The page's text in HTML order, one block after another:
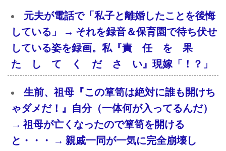
元夫が電話で「私子と離婚したことを後悔
している」 → それを録音＆保育園で待ち伏せ
している姿を録画。私『責 任 を 果
た し て く だ さ い』現嫁「！？」
生前、祖母『この箪笥は絶対に誰も開けち
ゃダメだ！』自分（一体何が入ってるんだ）
→ 祖母が亡くなったので箪笥を開ける
と・・・ → 親戚一同が一気に完全崩壊し